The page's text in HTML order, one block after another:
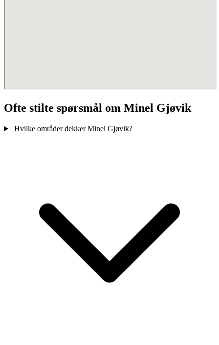
Ofte stilte spørsmål om Minel Gjøvik
Hvilke områder dekker Minel Gjøvik?